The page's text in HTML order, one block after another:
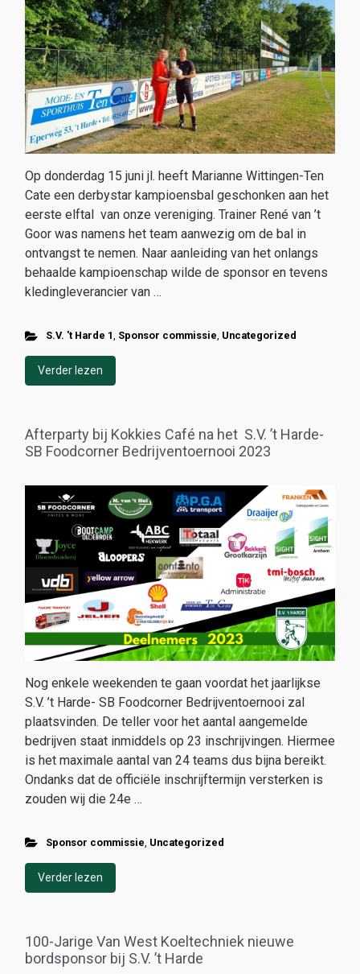
Op donderdag 15 juni jl. heeft Marianne Wittingen-Ten
Cate een derbystar kampioensbal geschonken aan het
eerste elftal van onze vereniging. Trainer René van ’t
Goor was namens het team aanwezig om de bal in
ontvangst te nemen. Naar aanleiding van het onlangs
behaalde kampioenschap wilde de sponsor en tevens
kledingleverancier van …
S.V. 't Harde 1, Sponsor commissie, Uncategorized
Verder lezen
Afterparty bij Kokkies Café na het S.V. ’t Harde-
SB Foodcorner Bedrijventoernooi 2023
Nog enkele weekenden te gaan voordat het jaarlijkse
S.V. ’t Harde- SB Foodcorner Bedrijventoernooi zal
plaatsvinden. De teller voor het aantal aangemelde
bedrijven staat inmiddels op 23 inschrijvingen. Hiermee
is het maximale aantal van 24 teams dus bijna bereikt.
Ondanks dat de officiële inschrijftermijn versterken is
zouden wij die 24e …
Sponsor commissie Uncategorized
Verder lezen
100-Jarige Van West Koeltechniek nieuwe
bordsponsor bij S.V. ’t Harde